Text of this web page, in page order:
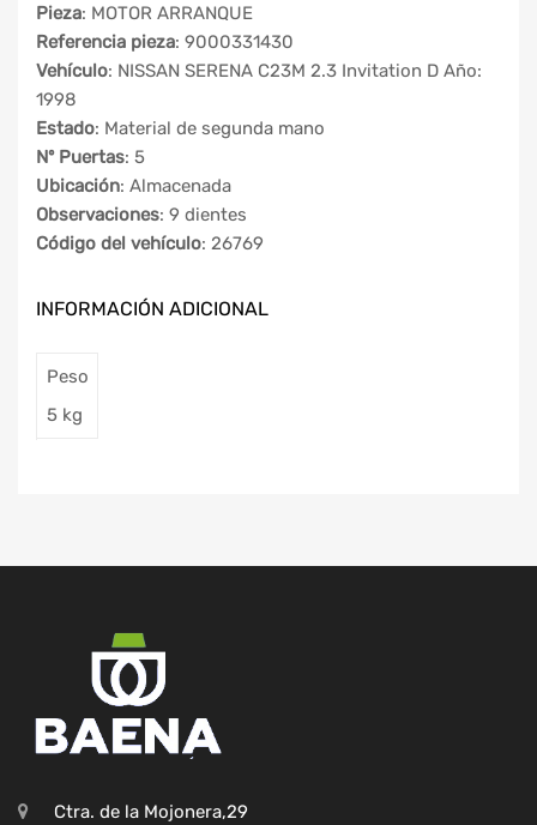
Pieza: MOTOR ARRANQUE
Referencia pieza: 9000331430
Vehículo: NISSAN SERENA C23M 2.3 Invitation D Año:
1998
Estado: Material de segunda mano
Nº Puertas: 5
Ubicación: Almacenada
Observaciones: 9 dientes
Código del vehículo: 26769
INFORMACIÓN ADICIONAL
Peso
5 kg
Ctra. de la Mojonera,29